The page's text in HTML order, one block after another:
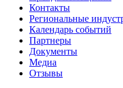
Контакты
Региональные
Календарь событий
Партнеры
Документы
Медиа
Отзывы